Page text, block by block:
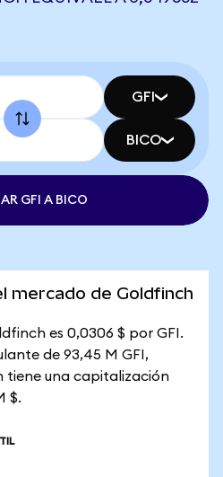
GFI
BICO
GFI A BICO
mercado de Goldfinch
es 0,0306 $ por GFI.
de 93,45 M GFI,
tiene una capitalización
$.